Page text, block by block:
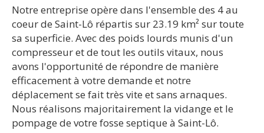
Notre entreprise opère dans l'ensemble des 4 au
coeur de Saint-Lô répartis sur 23.19 km² sur toute
sa superficie. Avec des poids lourds munis d'un
compresseur et de tout les outils vitaux, nous
avons l'opportunité de répondre de manière
efficacement à votre demande et notre
déplacement se fait très vite et sans arnaques.
Nous réalisons majoritairement la vidange et le
pompage de votre fosse septique à Saint-Lô.